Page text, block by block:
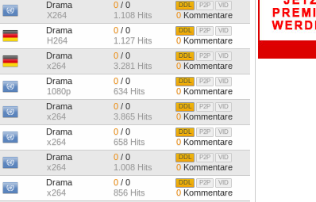
Drama
X264
0 / 0
1.108 Hits
VID
P2P
DDL
0 Kommentare
Drama
H264
0 / 0
1.127 Hits
VID
P2P
DDL
0 Kommentare
Drama
x264
0 / 0
3.281 Hits
VID
P2P
DDL
0 Kommentare
Drama
1080p
0 / 0
634 Hits
VID
P2P
DDL
0 Kommentare
Drama
x264
0 / 0
3.865 Hits
VID
P2P
DDL
0 Kommentare
Drama
x264
0 / 0
658 Hits
VID
P2P
DDL
0 Kommentare
Drama
x264
0 / 0
1.008 Hits
VID
P2P
DDL
0 Kommentare
Drama
x264
0 / 0
856 Hits
VID
P2P
DDL
0 Kommentare